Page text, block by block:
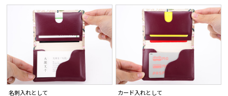
名刺入れとして カード入れとして